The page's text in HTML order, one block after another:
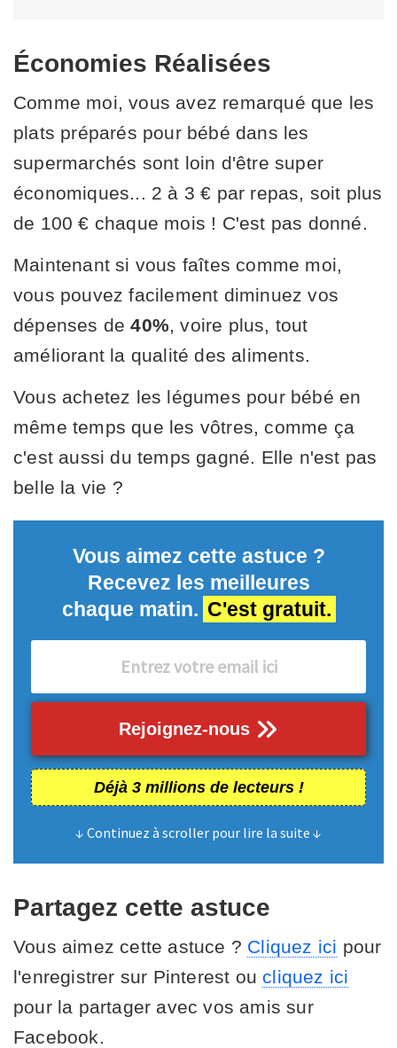
Économies Réalisées
Comme moi, vous avez remarqué que les
plats préparés pour bébé dans les
supermarchés sont loin d'être super
économiques... 2 à 3 € par repas, soit plus
de 100 € chaque mois ! C'est pas donné.
Maintenant si vous faîtes comme moi,
vous pouvez facilement diminuez vos
dépenses de40% , voire plus, tout
améliorant la qualité des aliments.
Vous achetez les légumes pour bébé en
même temps que les vôtres, comme ça
c'est aussi du temps gagné. Elle n'est pas
belle la vie ?
Vous aimez cette astuce ?
Recevez les meilleures
chaque matin. C'est gratuit.
Rejoignez-nous
Déjà 3 millions de lecteurs !
↓ Continuez à scroller pour lire la suite ↓
Partagez cette astuce
Vous aimez cette astuce ? Cliquez ici pour
l'enregistrer sur Pinterest ou cliquez ici
pour la partager avec vos amis sur
Facebook.